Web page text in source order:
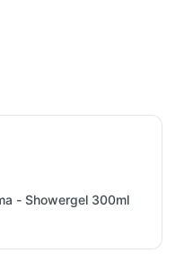
- Showergel 300ml